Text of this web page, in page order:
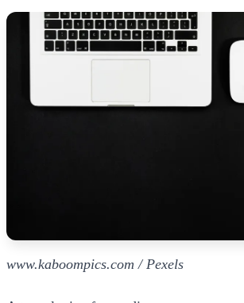
www.kaboompics.com / Pexels